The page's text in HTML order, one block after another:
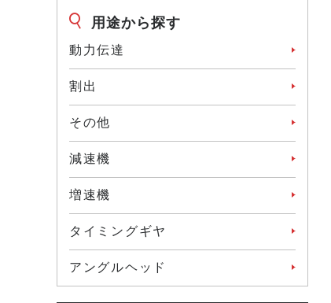
用途から探す
動力伝達
割出
その他
減速機
増速機
タイミングギヤ
アングルヘッド